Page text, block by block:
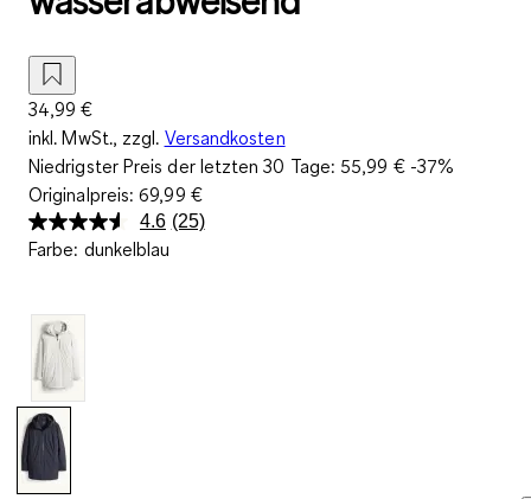
34,99 €
inkl. MwSt., zzgl. Versandkosten
Niedrigster Preis der letzten 30 Tage: 55,99 €-37%
Originalpreis:69,99 €
4.6 25
(25)
Farbe: dunkelblau